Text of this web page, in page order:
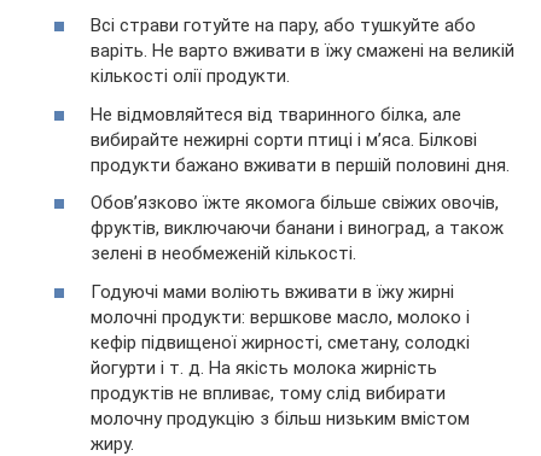
Всі страви готуйте на пару, або тушкуйте або
варіть. Не варто вживати в їжу смажені на великій
кількості олії продукти.
Не відмовляйтеся від тваринного білка, але
вибирайте нежирні сорти птиці і м’яса. Білкові
продукти бажано вживати в першій половині дня.
Обов’язково їжте якомога більше свіжих овочів,
фруктів, виключаючи банани і виноград, а також
зелені в необмеженій кількості.
Годуючі мами воліють вживати в їжу жирні
молочні продукти: вершкове масло, молоко і
кефір підвищеної жирності, сметану, солодкі
йогурти і т. д. На якість молока жирність
продуктів не впливає, тому слід вибирати
молочну продукцію з більш низьким вмістом
жиру.